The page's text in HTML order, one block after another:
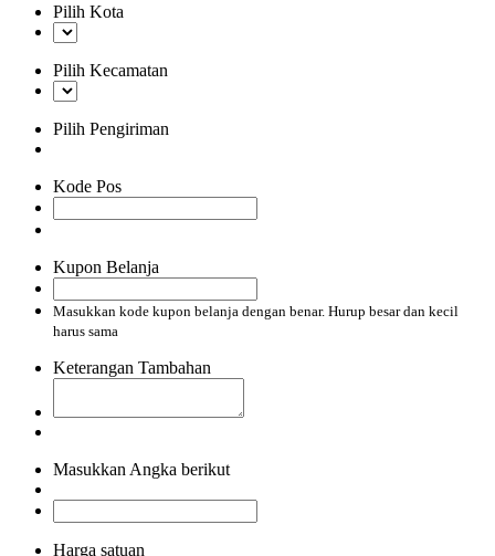
Pilih Kota
Pilih Kecamatan
Pilih Pengiriman
Kode Pos
Kupon Belanja
Masukkan kode kupon belanja dengan benar. Hurup besar dan kecil
harus sama
Keterangan Tambahan
Masukkan Angka berikut
Harga satuan